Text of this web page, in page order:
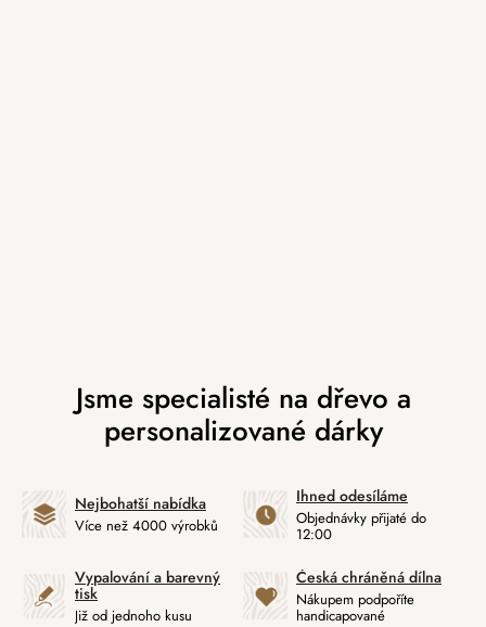
Nejbohatší nabídka
Více než 4000 výrobků
Ihned odesíláme
Objednávky přijaté do
12:00
Vypalování a barevný
tisk
Již od jednoho kusu
Česká chráněná dílna
Nákupem podpoříte
handicapované